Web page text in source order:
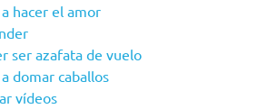
hacer el amor
ser azafata de vuelo
domar caballos
vídeos